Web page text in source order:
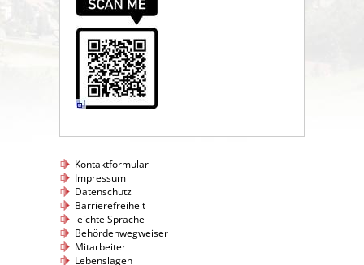
Kontaktformular
Impressum
Datenschutz
Barrierefreiheit
leichte Sprache
Behördenwegweiser
Mitarbeiter
Lebenslagen